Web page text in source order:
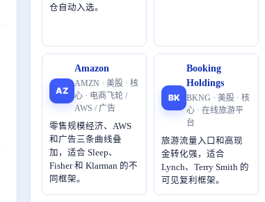
仓自动入选。
AZ
Amazon
AMZN · 美股 · 核
心 · 电商飞轮 /
AWS / 广告
零售规模经济、AWS
和广告三条曲线叠
加，适合 Sleep、
Fisher 和 Klarman 的不
同框架。
BK
Booking
Holdings
BKNG · 美股 · 核
心 · 在线旅游平
台
旅游流量入口和高现
金转化强，适合
Lynch、Terry Smith 的
可见复利框架。